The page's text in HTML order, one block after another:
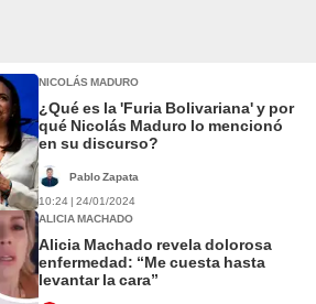
NICOLÁS MADURO
¿Qué es la 'Furia Bolivariana' y por
qué Nicolás Maduro lo mencionó
en su discurso?
Pablo Zapata
10:24 | 24/01/2024
ALICIA MACHADO
Alicia Machado revela dolorosa
enfermedad: “Me cuesta hasta
levantar la cara”